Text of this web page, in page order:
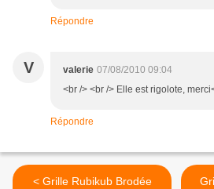
Répondre
V valerie 07/08/2010 09:04
<br /> <br /> Elle est rigolote,
Répondre
< Grille Rubikub Brodée